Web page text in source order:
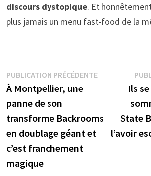
discours dystopique. Et
plus jamais un menu fast-food de la
Navigation
de
l’article
PUBLICATION PRÉCÉDENTEPublication
précédente :
À Montpellier, une
panne de son
transforme Backrooms
en doublage géant et
c’est franchement
magique
Ils
State
l’avoir